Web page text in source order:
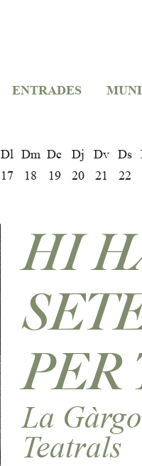
ENTRADES
Dl
17
Dm
18
Dc
19
Dj
20
Dv
21
Ds
22
HI
PER
La
Teatrals